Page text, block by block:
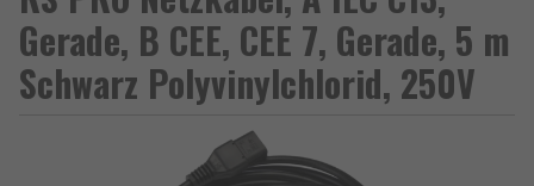
Gerade, B CEE, CEE 7, Gerade, 5 m
Schwarz Polyvinylchlorid, 250V